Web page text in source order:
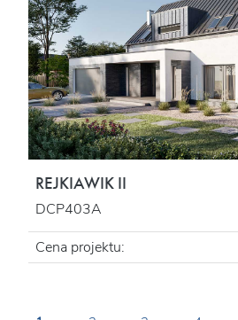
REJKIAWIK II
DCP403A
Cena projektu: